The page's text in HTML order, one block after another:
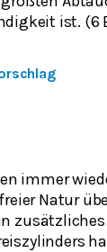
ist. (6
immer
Natur